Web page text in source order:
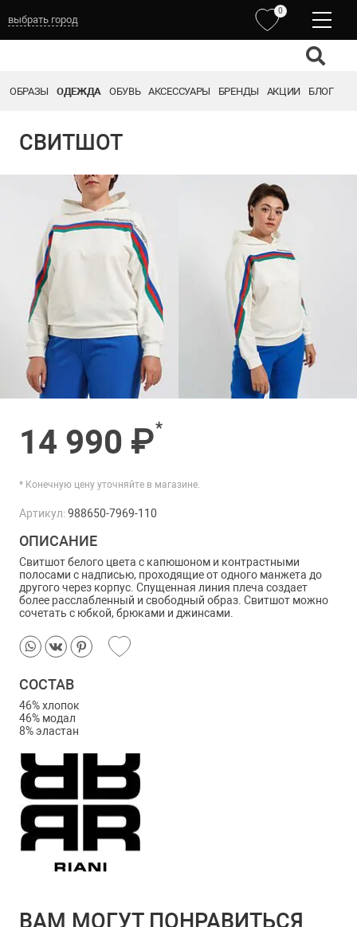
выбрать город
0
ОБРАЗЫ ОДЕЖДА ОБУВЬ АКСЕССУАРЫ БРЕНДЫ АКЦИИ БЛОГ
СВИТШОТ
14 990 ₽*
* Конечную цену уточняйте в магазине.
Артикул:988650-7969-110
ОПИСАНИЕ
Свитшот белого цвета с капюшоном и контрастными
полосами с надписью, проходящие от одного манжета до
другого через корпус. Спущенная линия плеча создает
более расслабленный и свободный образ. Свитшот можно
сочетать с юбкой, брюками и джинсами.
СОСТАВ
46% хлопок
46% модал
8% эластан
ВАМ МОГУТ ПОНРАВИТЬСЯ